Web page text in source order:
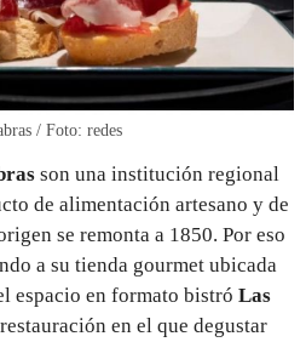
/ Foto: redes
son una institución regional
de alimentación artesano y de
se remonta a 1850. Por eso
a su tienda gourmet ubicada
espacio en formato bistró Las
en el que degustar